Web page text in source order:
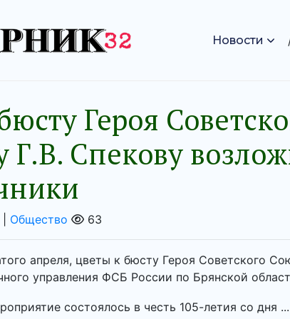
Новости
Героя
Г.В. Спекову
Общество 63
апреля, цветы к бюсту Героя Советского
управления ФСБ России по Брянской
состоялось в честь 105-летия со дня ...